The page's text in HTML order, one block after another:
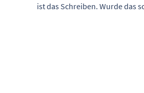
ist das Schreiben. Wurde das